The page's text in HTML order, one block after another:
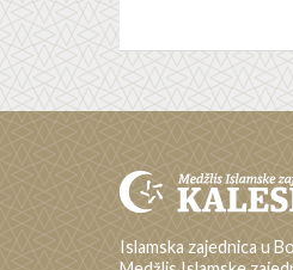
Islamska zajednica u